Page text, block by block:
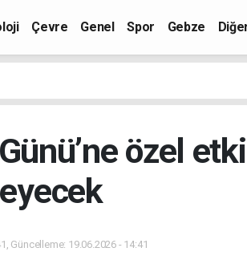
Çevre Genel Spor Gebze
özel
Güncelleme: 19.06.2026 - 14:41